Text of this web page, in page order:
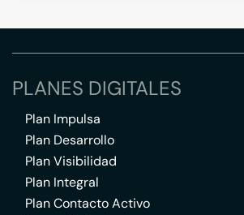
PLANES DIGITALES
Plan Impulsa
Plan Desarrollo
Plan Visibilidad
Plan Integral
Plan Contacto Activo